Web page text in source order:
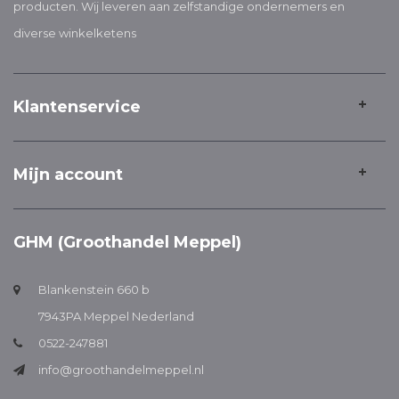
producten. Wij leveren aan zelfstandige ondernemers en
diverse winkelketens
Klantenservice
Mijn account
GHM (Groothandel Meppel)
Blankenstein 660 b
7943PA Meppel Nederland
0522-247881
info@groothandelmeppel.nl